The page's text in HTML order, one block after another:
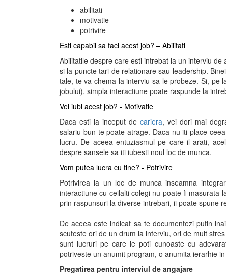
abilitati
motivatie
potrivire
Esti capabil sa faci acest job? – Abilitati
Abilitatile despre care esti intrebat la un interviu
si la puncte tari de relationare sau leadership.
tale, te va chema la interviu sa le probeze. Si, pe
jobului), simpla interactiune poate raspunde la
Vei iubi acest job? - Motivatie
Daca esti la inceput decariera, vei dori mai
salariu bun te poate atrage. Daca nu iti place
lucru. De aceea entuziasmul pe care il arati,
despre sansele sa iti iubesti noul loc de munca.
Vom putea lucra cu tine? - Potrivire
Potrivirea la un loc de munca inseamna
interactiune cu ceilalti colegi nu poate fi masurata
prin raspunsuri la diverse intrebari, ii poate spune
De aceea este indicat sa te documentezi putin
scuteste ori de un drum la interviu, ori de mult
sunt lucruri pe care le poti cunoaste cu
potriveste un anumit program, o anumita ierarhie
Pregatirea pentru interviul de angajare